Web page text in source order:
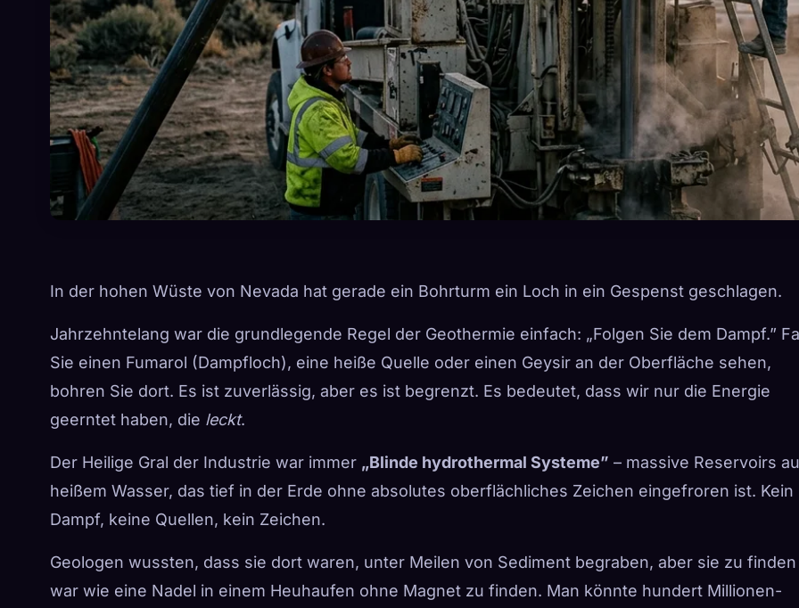
In der hohen Wüste von Nevada hat gerade ein Bohrturm ein Loch in ein Gespenst geschlagen.
Jahrzehntelang war die grundlegende Regel der Geothermie einfach: „Folgen Sie dem Dampf.”
Sie einen Fumarol (Dampfloch), eine heiße Quelle oder einen Geysir an der Oberfläche sehen,
bohren Sie dort. Es ist zuverlässig, aber es ist begrenzt. Es bedeutet, dass wir nur die Energie
geerntet haben, die leckt.
Der Heilige Gral der Industrie war immer „Blinde hydrothermal Systeme” – massive Reservoirs
heißem Wasser, das tief in der Erde ohne absolutes oberflächliches Zeichen eingefroren ist. Kein
Dampf, keine Quellen, kein Zeichen.
Geologen wussten, dass sie dort waren, unter Meilen von Sediment begraben, aber sie zu finden
war wie eine Nadel in einem Heuhaufen ohne Magnet zu finden. Man könnte hundert Millionen-